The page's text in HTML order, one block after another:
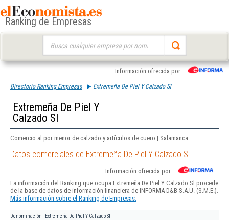
Ranking de Empresas
Información ofrecida por
Directorio Ranking Empresas Extremeña De Piel Y Calzado Sl
Extremeña De Piel Y
Calzado Sl
Comercio al por menor de calzado y artículos de cuero | Salamanca
Datos comerciales de Extremeña De Piel Y Calzado Sl
Información ofrecida por
La información del Ranking que ocupa Extremeña De Piel Y Calzado Sl procede
de la base de datos de información financiera de INFORMA D&B S.A.U. (S.M.E.).
Más información sobre el Ranking de Empresas.
Denominación Extremeña De Piel Y Calzado Sl